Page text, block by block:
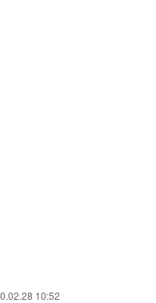
10:52